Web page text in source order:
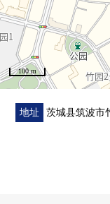
■ 在找想要的家
房源的详细、需
100 m
地址 茨城县筑波市